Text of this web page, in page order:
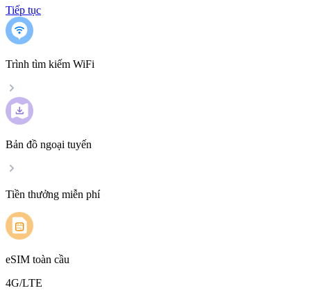
Tiếp tục
Trình tìm kiếm WiFi
Bản đồ ngoại tuyến
Tiền thưởng miễn phí
eSIM toàn cầu
4G/LTE